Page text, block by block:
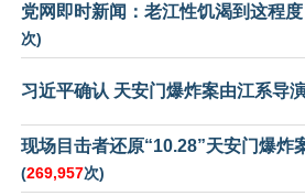
党网即时新闻：老江性饥渴到这程度
次)
习近平确认 天安门爆炸案由江系导
现场目击者还原“10.28”天安门爆炸
(269,957次)